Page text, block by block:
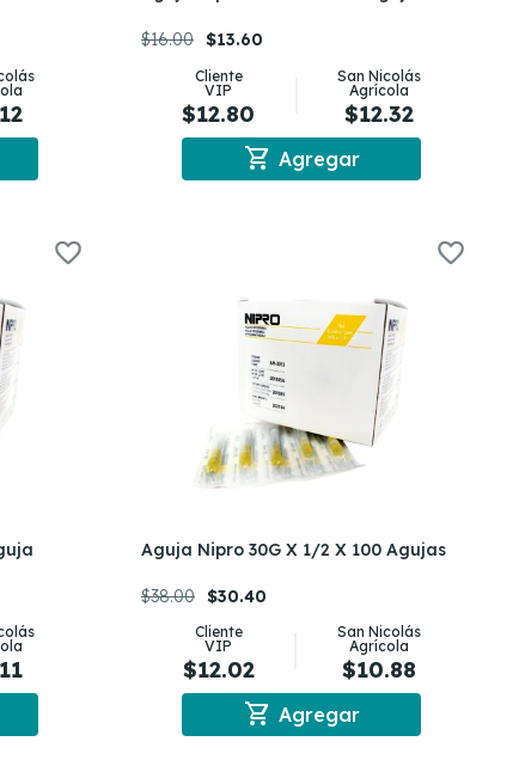
$16.00 $13.60
Cliente
VIP
$12.80
San Nicolás
Agrícola
$12.32
shopping_cart Agregar
Aguja Nipro 30G X 1/2 X 100 Agujas
$38.00 $30.40
Cliente
VIP
$12.02
San Nicolás
Agrícola
$10.88
shopping_cart Agregar